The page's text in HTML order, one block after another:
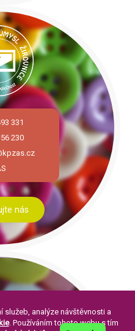
331
230
nás
analýze návštěvnosti a
. Používáním tohoto webu s tím